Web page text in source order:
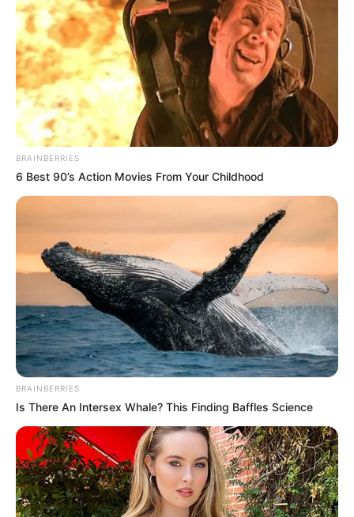
BRAINBERRIES
6 Best 90’s Action Movies From Your Childhood
BRAINBERRIES
Is There An Intersex Whale? This Finding Baffles Science